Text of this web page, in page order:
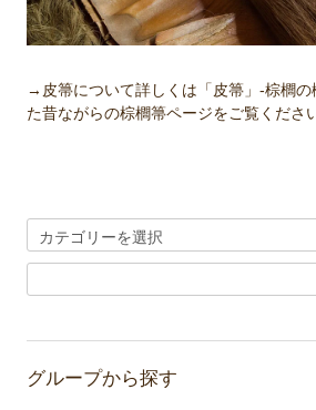
→皮箒について詳しくは「皮箒」-棕櫚の
た昔ながらの棕櫚箒ページをご覧くださ
グループから探す